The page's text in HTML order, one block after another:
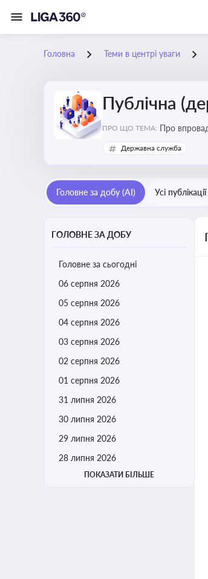
Головна Теми в центрі уваги
Публічна
ПРО ЩО ТЕМА: Про
Державна служба
Головне за добу (AI) Усі публікації
ГОЛОВНЕ ЗА ДОБУ
Головне за сьогодні
06 серпня 2026
05 серпня 2026
04 серпня 2026
03 серпня 2026
02 серпня 2026
01 серпня 2026
31 липня 2026
30 липня 2026
29 липня 2026
28 липня 2026
ПОКАЗАТИ БІЛЬШЕ